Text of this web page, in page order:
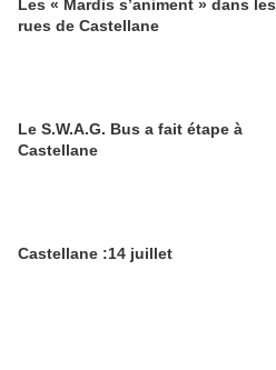
Les « Mardis s’animent » dans les
rues de Castellane
Le S.W.A.G. Bus a fait étape à
Castellane
Castellane :14 juillet